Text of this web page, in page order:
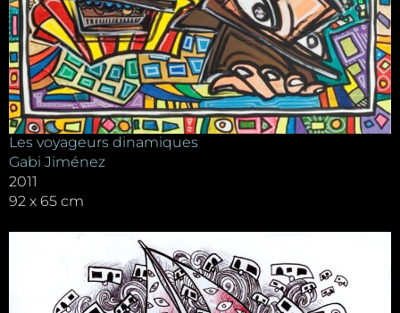
Les voyageurs dinamiques
Gabi Jiménez
2011
92 x 65 cm